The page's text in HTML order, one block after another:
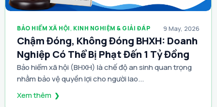
Chậm Đóng, Không Đóng BHXH: Doanh
Nghiệp Có Thể Bị Phạt Đến 1 Tỷ Đồng
9 May, 2026
Bảo hiểm xã hội (BHXH) là chế độ an sinh quan trọng
nhằm bảo vệ quyền lợi cho người lao...
Xem thêm
BẢO HIỂM XÃ HỘI, KINH NGHIỆM & GIẢI ĐÁP